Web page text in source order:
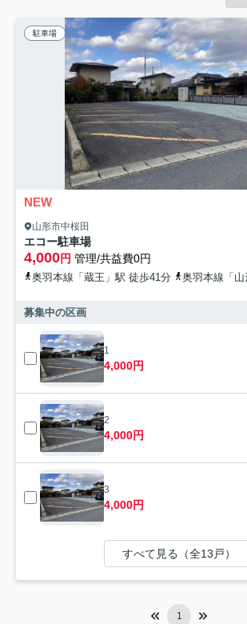
駐車場
NEW
山形市中桜田
エコー駐車場
4,000円 管理/共益費0円
奥羽本線「蔵王」駅 徒歩41分 奥羽本線「
募集中の区画
1
4,000円
2
4,000円
3
4,000円
すべて見る（全13戸）
1